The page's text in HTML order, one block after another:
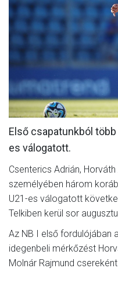
Első csapatunkból
es válogatott.
Csenterics Adrián,
személyében három
U21-es válogatott
Telkiben kerül sor
Az NB I első fordulójában
idegenbeli mérkőzést
Molnár Rajmund